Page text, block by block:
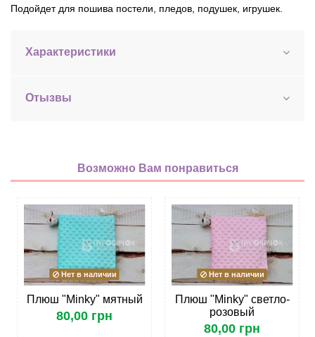
Подойдет для пошива постели, пледов, подушек, игрушек.
Характеристики
Отызвы
Возможно Вам понравиться
Нет в наличии
Плюш "Minky" мятный
80,00 грн
Нет в наличии
Плюш "Minky" светло-
розовый
80,00 грн